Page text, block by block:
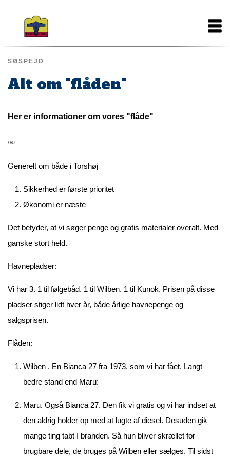
hovedindhold
Main
navigation
SØSPEJD
Alt om "flåden"
Her er informationer om vores "flåde"
￼
Generelt om både i Torshøj
Sikkerhed er første prioritet
Økonomi er næste
Det betyder, at vi søger penge og gratis materialer overalt. Med
ganske stort held.
Havnepladser:
Vi har 3. 1 til følgebåd. 1 til Wilben. 1 til Kunok. Prisen på disse
pladser stiger lidt hver år, både årlige havnepenge og
salgsprisen.
Flåden:
Wilben . En Bianca 27 fra 1973, som vi har fået. Langt
bedre stand end Maru:
Maru. Også Bianca 27. Den fik vi gratis og vi har indset at
den aldrig holder op med at lugte af diesel. Desuden gik
mange ting tabt I branden. Så hun bliver skrællet for
brugbare dele, de bruges på Wilben eller sælges. Til sidst